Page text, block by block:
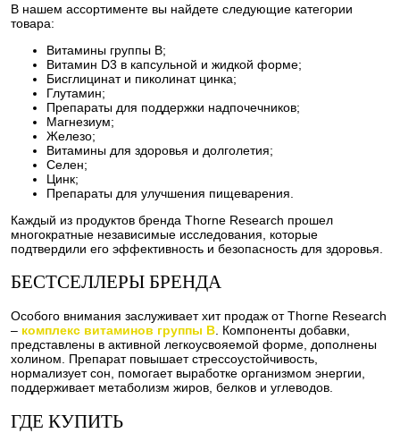
В нашем ассортименте вы найдете следующие категории
товара:
Витамины группы B;
Витамин D3 в капсульной и жидкой форме;
Бисглицинат и пиколинат цинка;
Глутамин;
Препараты для поддержки надпочечников;
Магнезиум;
Железо;
Витамины для здоровья и долголетия;
Селен;
Цинк;
Препараты для улучшения пищеварения.
Каждый из продуктов бренда Thorne Research прошел
многократные независимые исследования, которые
подтвердили его эффективность и безопасность для здоровья.
БЕСТСЕЛЛЕРЫ БРЕНДА
Особого внимания заслуживает хит продаж от Thorne Research
– комплекс витаминов группы B. Компоненты добавки,
представлены в активной легкоусвояемой форме, дополнены
холином. Препарат повышает стрессоустойчивость,
нормализует сон, помогает выработке организмом энергии,
поддерживает метаболизм жиров, белков и углеводов.
ГДЕ КУПИТЬ